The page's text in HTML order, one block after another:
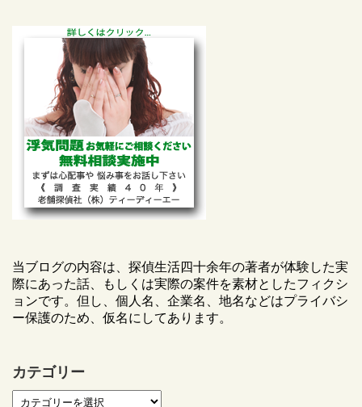
当ブログの内容は、探偵生活四十余年の著者が体験した実
際にあった話、もしくは実際の案件を素材としたフィクシ
ョンです。但し、個人名、企業名、地名などはプライバシ
ー保護のため、仮名にしてあります。
カテゴリー